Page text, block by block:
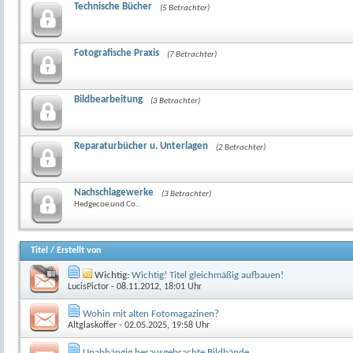
Technische Bücher (5 Betrachter)
Fotografische Praxis (7 Betrachter)
Bildbearbeitung (3 Betrachter)
Reparaturbücher u. Unterlagen (2 Betrachter)
Nachschlagewerke
(3 Betrachter)
Hedgecoe und Co..
Titel / Erstellt von
Wichtig: Wichtig! Titel gleichmäßig aufbauen!
LucisPictor - 08.11.2012, 18:01 Uhr
Wohin mit alten Fotomagazinen?
Altglaskoffer - 02.05.2025, 19:58 Uhr